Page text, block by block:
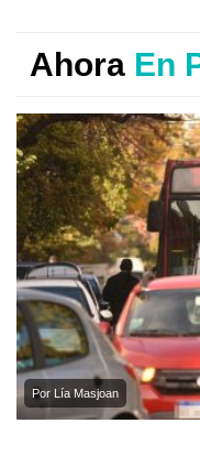
Ahora En
Por Lía Masjoan